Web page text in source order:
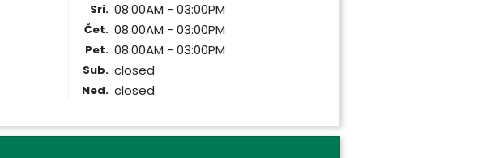
Sri. 08:00AM - 03:00PM
Čet. 08:00AM - 03:00PM
Pet. 08:00AM - 03:00PM
Sub. closed
Ned. closed